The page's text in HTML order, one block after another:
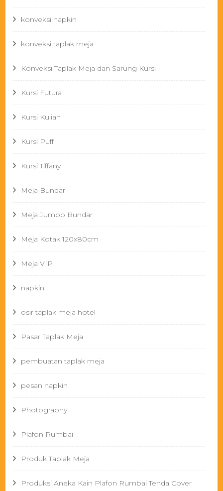
konveksi napkin
konveksi taplak meja
Konveksi Taplak Meja dan Sarung Kursi
Kursi Futura
Kursi Kuliah
Kursi Puff
Kursi Tiffany
Meja Bundar
Meja Jumbo Bundar
Meja Kotak 120x80cm
Meja VIP
napkin
osir taplak meja hotel
Pasar Taplak Meja
pembuatan taplak meja
pesan napkin
Photography
Plafon Rumbai
Produk Taplak Meja
Produksi Aneka Kain Plafon Rumbai Tenda Cover